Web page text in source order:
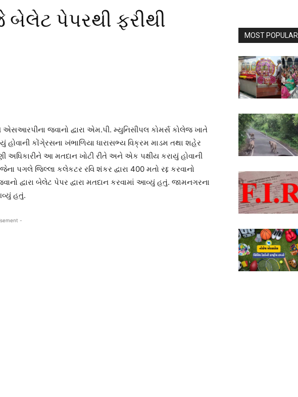
બેલેટ પેપરથી ફરીથી
જવાનો દ્વારા એમ.પી. મ્યુનિસીપલ કોમર્સ કોલેજ ખાતે
કોંગે્રસના ખંભાળિયા ધારાસભ્ય વિક્રમ માડમ તથા શહેર
અધિકારીને આ મતદાન ખોટી રીતે અને એક પક્ષીય કરાયું હોવાની
પગલે જિલ્લા કલેકટર રવિ શંકર દ્વારા 400 મતો રદ્દ કરવાનો
દ્વારા બેલેટ પેપર દ્વારા મતદાન કરવામાં આવ્યું હતું. જામનગરના
હતું.
-
MOST POPULAR